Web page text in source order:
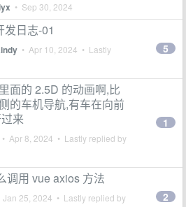
• Sep 30, 2024
日志-01
• Apr 10, 2024 • Lastly
5
面的 2.5D 的动画啊,比
的车机导航,有车在向前
来
• Apr 8, 2024 • Lastly replied by
1
调用 vue axios 方法
Jan 25, 2024 • Lastly replied by 2